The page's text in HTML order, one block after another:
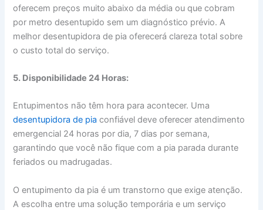
oferecem preços muito abaixo da média ou que cobram
por metro desentupido sem um diagnóstico prévio. A
melhor desentupidora de pia oferecerá clareza total sobre
o custo total do serviço.
5. Disponibilidade 24 Horas:
Entupimentos não têm hora para acontecer. Uma
desentupidora de pia confiável deve oferecer atendimento
emergencial 24 horas por dia, 7 dias por semana,
garantindo que você não fique com a pia parada durante
feriados ou madrugadas.
O entupimento da pia é um transtorno que exige atenção.
A escolha entre uma solução temporária e um serviço